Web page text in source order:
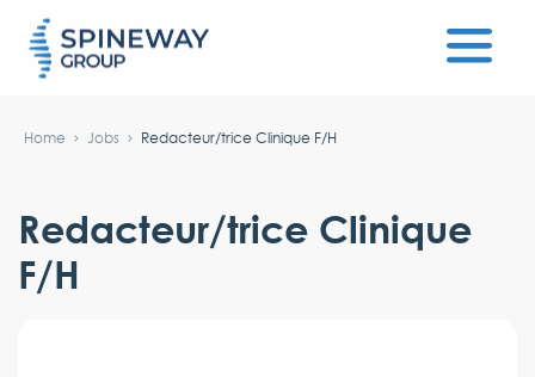
Home Jobs Redacteur/trice Clinique F/H
Redacteur/trice Clinique
F/H